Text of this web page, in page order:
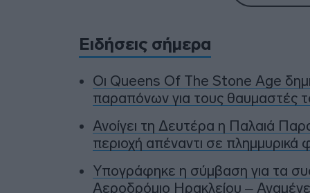
Ειδήσεις σήμερα
Οι Queens Of The Stone Age
παραπόνων για τους θαυμαστές
Ανοίγει τη Δευτέρα η Παλαιά
περιοχή απέναντι σε πλημμυρικά
Υπογράφηκε η σύμβαση για τα
Αεροδρόμιο Ηρακλείου –